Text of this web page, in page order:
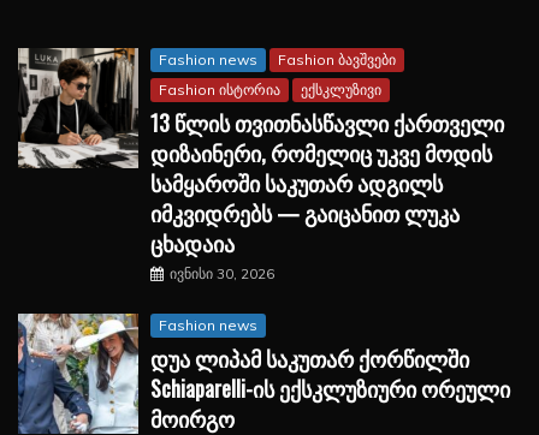
Fashion news
Fashion ბავშვები
Fashion ისტორია
ექსკლუზივი
13 წლის თვითნასწავლი ქართველი
დიზაინერი, რომელიც უკვე მოდის
სამყაროში საკუთარ ადგილს
იმკვიდრებს — გაიცანით ლუკა
ცხადაია
ივნისი 30, 2026
Fashion news
დუა ლიპამ საკუთარ ქორწილში
Schiaparelli-ის ექსკლუზიური ორეული
მოირგო